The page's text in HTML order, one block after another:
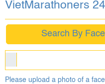
VietMarathoners
Search By Face
Please upload a photo of a